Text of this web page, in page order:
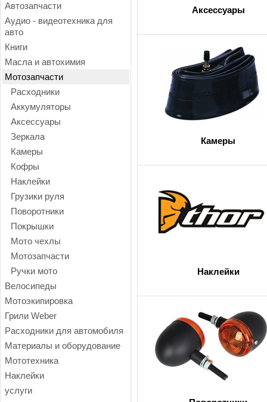
Автозапчасти
Аудио - видеотехника для
авто
Книги
Масла и автохимия
Мотозапчасти
Расходники
Аккумуляторы
Аксессуары
Зеркала
Камеры
Кофры
Наклейки
Грузики руля
Поворотники
Покрышки
Мото чехлы
Мотозапчасти
Ручки мото
Велосипеды
Мотоэкипировка
Грили Weber
Расходники для автомобиля
Материалы и оборудование
Мототехника
Наклейки
услуги
Аксессуары
Камеры
Наклейки